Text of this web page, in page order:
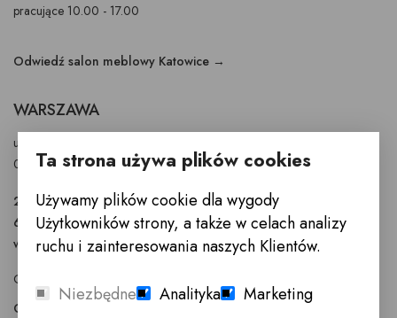
pracujące 10.00 - 17.00
Odwiedź salon meblowy Katowice →
WARSZAWA
ul. Puławska 326 - budynek Enel-Med
02-819 Warszawa
22 855 40 97
601 777 299
warszawa@innemeble.pl
GODZINY OTWARCIA : Poniedziałek -Sobota 10.00 - 18.00
Odwiedź salon meblowy Warszawa →
Ta strona używa plików cookies
Używamy plików cookie dla wygody
Użytkowników strony, a także w celach analizy
ruchu i zainteresowania naszych Klientów.
Niezbędne Analityka
Marketing